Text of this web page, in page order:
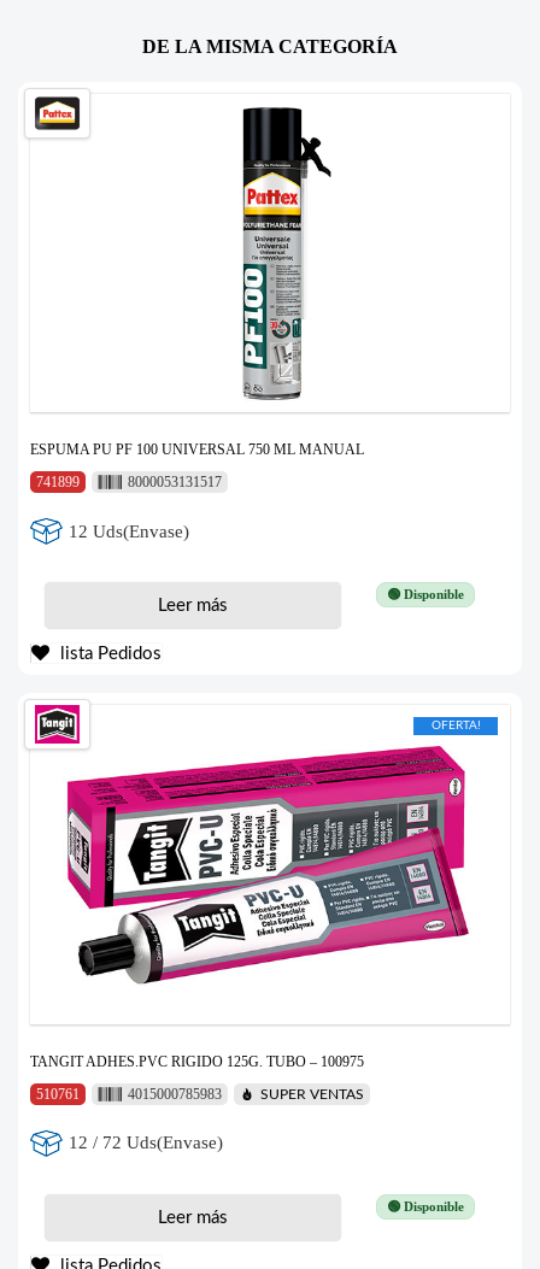
DE LA MISMA CATEGORÍA
ESPUMA PU PF 100 UNIVERSAL 750 ML MANUAL
741899
8000053131517
12 Uds(Envase)
🟢 Disponible
Leer más
lista Pedidos
OFERTA!
TANGIT ADHES.PVC RIGIDO 125G. TUBO – 100975
510761
4015000785983 SUPER VENTAS
12 / 72 Uds(Envase)
🟢 Disponible
Leer más